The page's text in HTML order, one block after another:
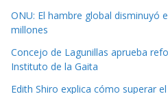
ONU: El hambre global disminuyó
millones
Concejo de Lagunillas aprueba
Instituto de la Gaita
Edith Shiro explica cómo superar